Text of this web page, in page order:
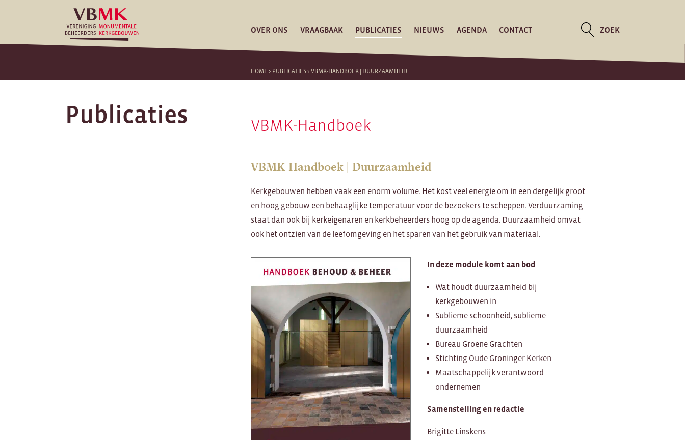
OVER ONS VRAAGBAAK PUBLICATIES NIEUWS AGENDA CONTACT ZOEK
HOME > PUBLICATIES>VBMK-HANDBOEK | DUURZAAMHEID
Publicaties VBMK-Handboek
VBMK-Handboek | Duurzaamheid
Kerkgebouwen hebben vaak een enorm volume. Het kost veel energie om in een dergelijk groot
en hoog gebouw een behaaglijke temperatuur voor de bezoekers te scheppen. Verduurzaming
staat dan ook bij kerkeigenaren en kerkbeheerders hoog op de agenda. Duurzaamheid omvat
ook het ontzien van de leefomgeving en het sparen van het gebruik van materiaal.
In deze module komt aan bod
Wat houdt duurzaamheid bij
kerkgebouwen in
Sublieme schoonheid, sublieme
duurzaamheid
Bureau Groene Grachten
Stichting Oude Groninger Kerken
Maatschappelijk verantwoord
ondernemen
Samenstelling en redactie
Brigitte Linskens